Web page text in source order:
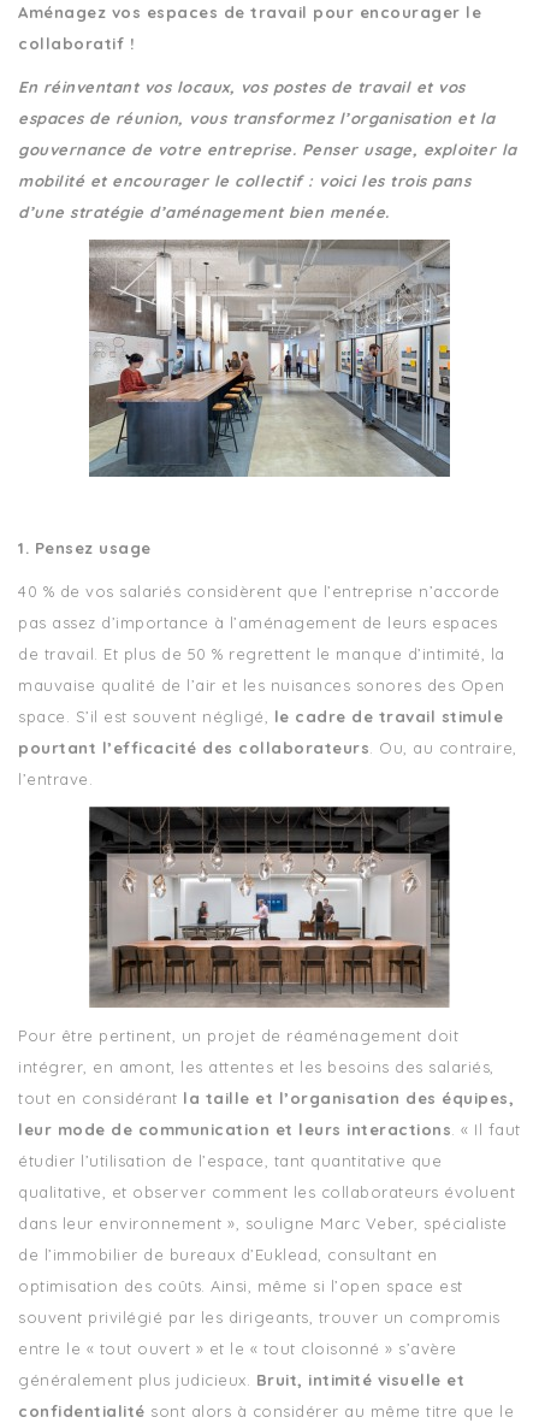
Aménagez vos espaces de travail pour encourager le
collaboratif !
En réinventant vos locaux, vos postes de travail et vos
espaces de réunion, vous transformez l’organisation et la
gouvernance de votre entreprise. Penser usage, exploiter la
mobilité et encourager le collectif : voici les trois pans
d’une stratégie d’aménagement bien menée.
1. Pensez usage
40 % de vos salariés considèrent que l’entreprise n’accorde
pas assez d’importance à l’aménagement de leurs espaces
de travail. Et plus de 50 % regrettent le manque d’intimité, la
mauvaise qualité de l’air et les nuisances sonores des Open
space. S’il est souvent négligé, le cadre de travail stimule
pourtant l’efficacité des collaborateurs . Ou, au contraire,
l’entrave.
Pour être pertinent, un projet de réaménagement doit
intégrer, en amont, les attentes et les besoins des salariés,
tout en considérant la taille et l’organisation des équipes,
leur mode de communication et leurs interactions . « Il faut
étudier l’utilisation de l’espace, tant quantitative que
qualitative, et observer comment les collaborateurs évoluent
dans leur environnement », souligne Marc Veber, spécialiste
de l’immobilier de bureaux d’Euklead, consultant en
optimisation des coûts. Ainsi, même si l’open space est
souvent privilégié par les dirigeants, trouver un compromis
entre le « tout ouvert » et le « tout cloisonné » s’avère
généralement plus judicieux. Bruit, intimité visuelle et
confidentialité sont alors à considérer au même titre que le